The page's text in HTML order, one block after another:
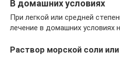
В домашних условиях
При легкой или средней
лечение в домашних условиях
Раствор морской соли